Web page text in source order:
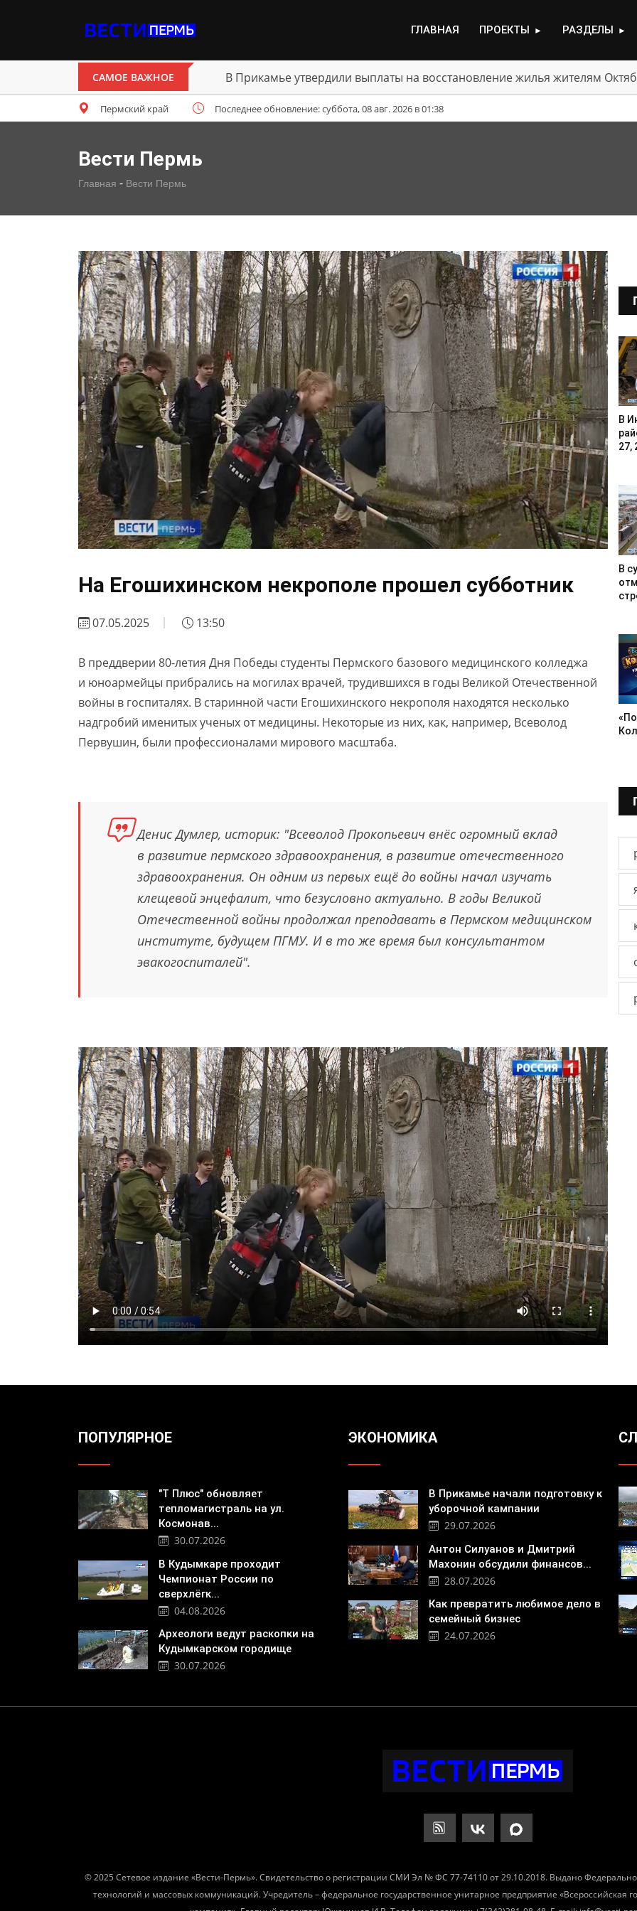
ГЛАВНАЯ ПРОЕКТЫ ► РАЗДЕЛЫ ►
САМОЕ ВАЖНОЕ В Прикамье утвердили выплаты на восстановление жилья жителям
Пермский край Последнее обновление: суббота, 08 авг. 2026 в 01:38
Вести Пермь
Главная - Вести Пермь
На Егошихинском некрополе прошел субботник
07.05.2025 13:50
В преддверии 80-летия Дня Победы студенты Пермского базового медицинского колледжа
и юноармейцы прибрались на могилах врачей, трудившихся в годы Великой Отечественной
войны в госпиталях. В старинной части Егошихинского некрополя находятся несколько
надгробий именитых ученых от медицины. Некоторые из них, как, например, Всеволод
Первушин, были профессионалами мирового масштаба.
Денис Думлер, историк: "Всеволод Прокопьевич внёс огромный вклад
в развитие пермского здравоохранения, в развитие отечественного
здравоохранения. Он одним из первых ещё до войны начал изучать
клещевой энцефалит, что безусловно актуально. В годы Великой
Отечественной войны продолжал преподавать в Пермском медицинском
институте, будущем ПГМУ. И в то же время был консультантом
эвакогоспиталей".
В
27,
В
ПОПУЛЯРНОЕ
"Т Плюс" обновляет
тепломагистраль на ул.
Космонав...
30.07.2026
В Кудымкаре проходит
Чемпионат России по
сверхлёгк...
04.08.2026
Археологи ведут раскопки на
Кудымкарском городище
30.07.2026
ЭКОНОМИКА
В Прикамье начали подготовку к
уборочной кампании
29.07.2026
Антон Силуанов и Дмитрий
Махонин обсудили финансов...
28.07.2026
Как превратить любимое дело в
семейный бизнес
24.07.2026
© 2025 Сетевое издание «Вести-Пермь». Свидетельство о регистрации СМИ Эл № ФС 77-74110 от 29.10.2018. Выдано
технологий и массовых коммуникаций. Учредитель – федеральное государственное унитарное предприятие «Всероссийская